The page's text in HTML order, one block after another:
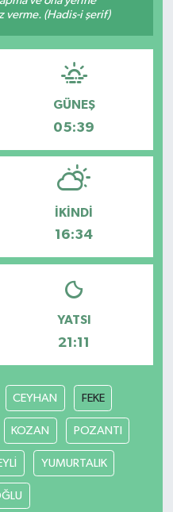
verme. (Hadis-i şerif)
GÜNEŞ
05:39
İKINDI
16:34
YATSI
21:11
CEYHAN FEKE
KOZAN POZANTI
YUMURTALIK